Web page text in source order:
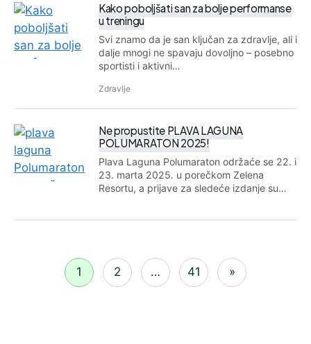
Kako poboljšati san za bolje performanse
u treningu
Svi znamo da je san ključan za zdravlje, ali i
dalje mnogi ne spavaju dovoljno – posebno
sportisti i aktivni…
Zdravlje
Ne propustite PLAVA LAGUNA
POLUMARATON 2025!
Plava Laguna Polumaraton održaće se 22. i
23. marta 2025. u porečkom Zelena
Resortu, a prijave za sledeće izdanje su…
1 2 … 41 »